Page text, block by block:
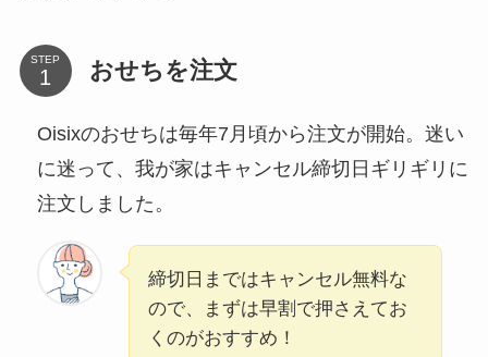
STEP おせちを注文
Oisixのおせちは毎年7月頃から注文が開始。迷い
に迷って、我が家はキャンセル締切日ギリギリに
注文しました。
締切日まではキャンセル無料な
ので、まずは早割で押さえてお
くのがおすすめ！